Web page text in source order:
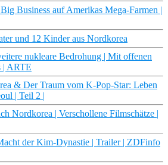
Business auf Amerikas Mega-Farmen |
und 12 Kinder aus Nordkorea
nukleare Bedrohung | Mit offenen
| ARTE
& Der Traum vom K-Pop-Star: Leben
| Teil 2 |
Nordkorea | Verschollene Filmschätze |
der Kim-Dynastie | Trailer | ZDFinfo